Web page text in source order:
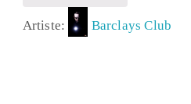
Artiste: Barclays Club